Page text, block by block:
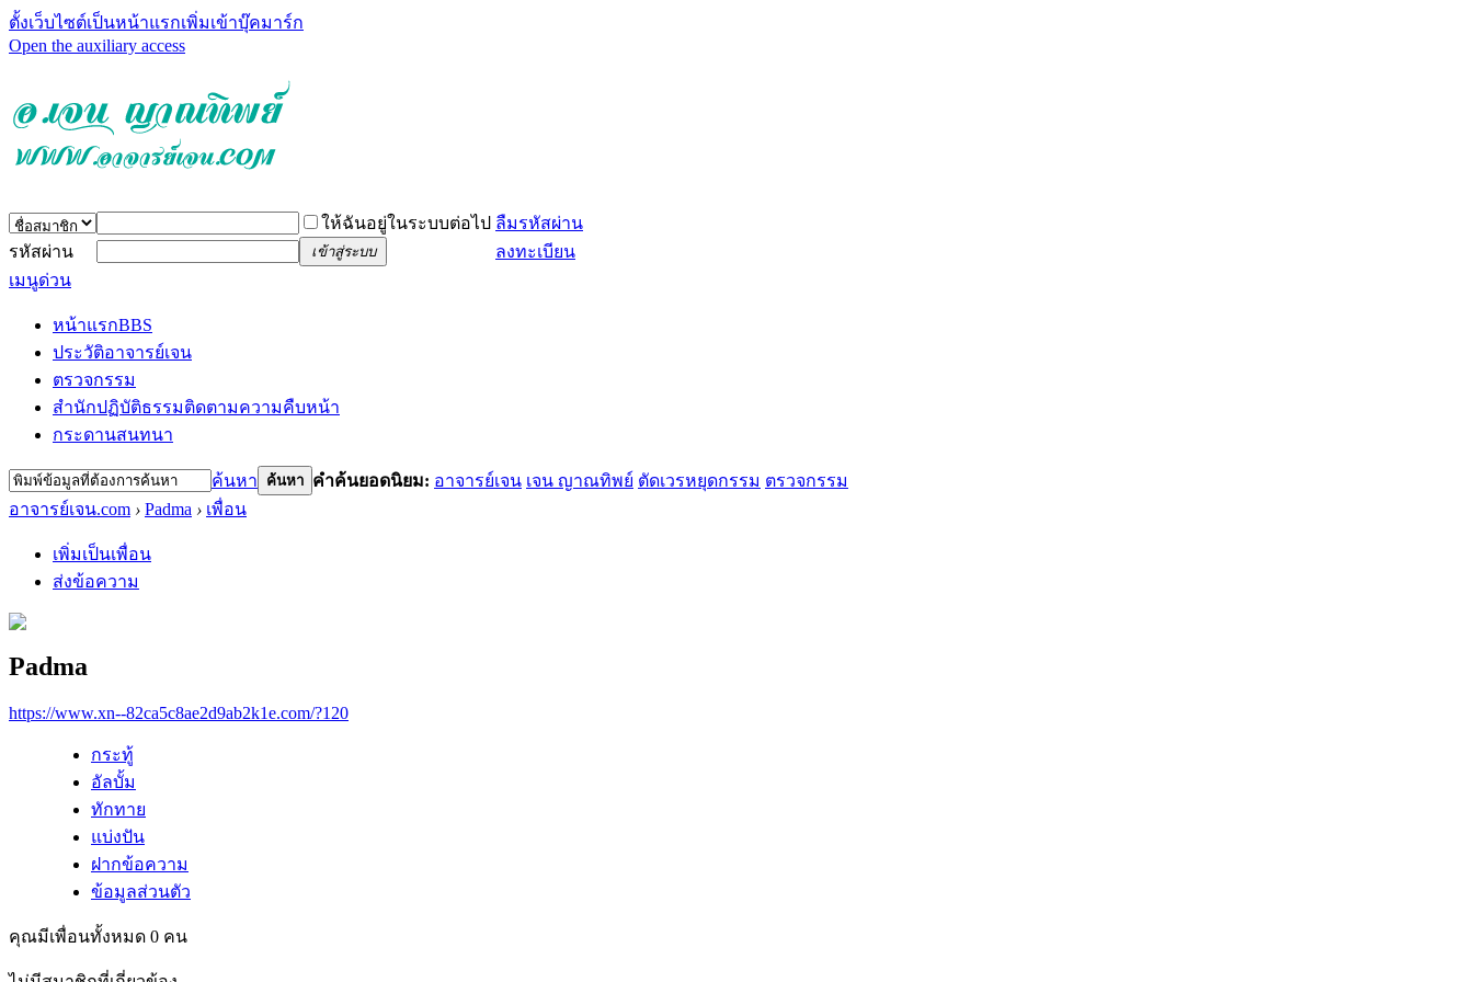
ตั้งเว็บไซต์เป็นหน้าแรกเพิ่มเข้าบุ๊คมาร์ก
Open the auxiliary access
ให้ฉันอยู่ในระบบต่อไป ลืมรหัสผ่าน
รหัสผ่าน
เข้าสู่ระบบ
ลงทะเบียน
เมนูด่วน
หน้าแรกBBS
ประวัติอาจารย์เจน
ตรวจกรรม
สำนักปฏิบัติธรรมติดตามความคืบหน้า
กระดานสนทนา
ค้นหา ค้นหา คำค้นยอดนิยม: อาจารย์เจน เจน ญาณทิพย์ ตัดเวรหยุดกรรม ตรวจกรรม
อาจารย์เจน.com › Padma › เพื่อน
เพิ่มเป็นเพื่อน
ส่งข้อความ
Padma
https://www.xn--82ca5c8ae2d9ab2k1e.com/?120
กระทู้
อัลบั้ม
ทักทาย
แบ่งปัน
ฝากข้อความ
ข้อมูลส่วนตัว
คุณมีเพื่อนทั้งหมด 0 คน